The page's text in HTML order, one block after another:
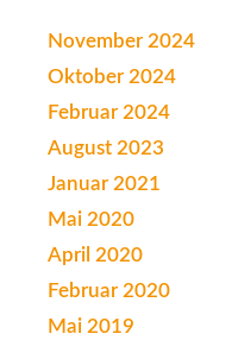
November 2024
Oktober 2024
Februar 2024
August 2023
Januar 2021
Mai 2020
April 2020
Februar 2020
Mai 2019